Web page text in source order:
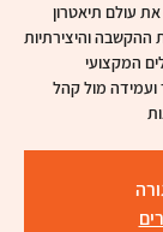
עולם תיאטרון
ההקשבה והיצירתיות,
המקצועי,
ועמידה מול קהל,